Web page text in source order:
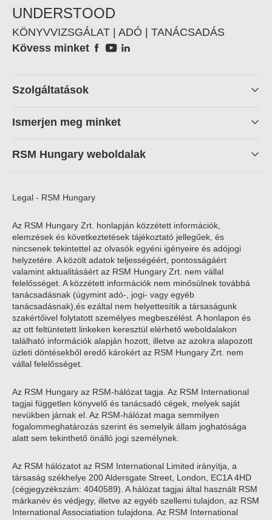
UNDERSTOOD
KÖNYVVIZSGÁLAT | ADÓ | TANÁCSADÁS
Social
Kövess minket
Footer
Szolgáltatások
Ismerjen meg minket
RSM Hungary weboldalak
Legal - RSM Hungary
Az RSM Hungary Zrt. honlapján közzétett információk,
elemzések és következtetések tájékoztató jellegűek, és
nincsenek tekintettel az olvasók egyéni igényeire és adójogi
helyzetére. A közölt adatok teljességéért, pontosságáért
valamint aktualitásáért az RSM Hungary Zrt. nem vállal
felelősséget. A közzétett információk nem minősülnek továbbá
tanácsadásnak (úgymint adó-, jogi- vagy egyéb
tanácsadásnak),és ezáltal nem helyettesítik a társaságunk
szakértőivel folytatott személyes megbeszélést. A honlapon és
az ott feltüntetett linkeken keresztül elérhető weboldalakon
található információk alapján hozott, illetve az azokra alapozott
üzleti döntésekből eredő károkért az RSM Hungary Zrt. nem
vállal felelősséget.
Az RSM Hungary az RSM-hálózat tagja. Az RSM International
tagjai független könyvelő és tanácsadó cégek, melyek saját
nevükben járnak el. Az RSM-hálózat maga semmilyen
fogalommeghatározás szerint és semelyik állam joghatósága
alatt sem tekinthető önálló jogi személynek.
Az RSM hálózatot az RSM International Limited irányítja, a
társaság székhelye 200 Aldersgate Street, London, EC1A 4HD
(cégjegyzékszám: 4040589). A hálózat tagjai által használt RSM
márkanév és védjegy, illetve az egyéb szellemi tulajdon, az RSM
International Associatiation tulajdona. Az RSM International